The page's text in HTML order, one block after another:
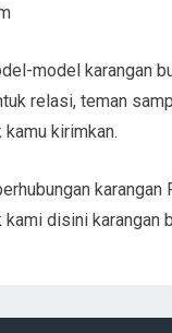
model karangan
relasi, teman
kamu kirimkan.
disini karangan